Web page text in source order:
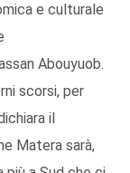
e culturale
Abouyuob.
scorsi, per
il
Matera sarà,